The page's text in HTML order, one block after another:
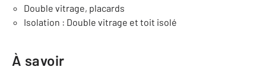
Double vitrage, placards
Isolation : Double vitrage et toit isolé
À savoir